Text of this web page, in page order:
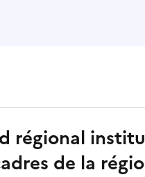
régional
de la